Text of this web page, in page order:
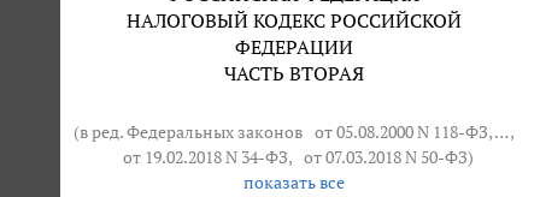
НАЛОГОВЫЙ КОДЕКС РОССИЙСКОЙ
ФЕДЕРАЦИИ
ЧАСТЬ ВТОРАЯ
(в ред. Федеральных законов от 05.08.2000 N 118-ФЗ, … ,
от 19.02.2018 N 34-ФЗ, от 07.03.2018 N 50-ФЗ)
показать все